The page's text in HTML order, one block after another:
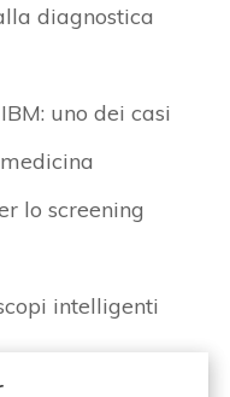
diagnostica
uno dei casi
lo screening
intelligenti